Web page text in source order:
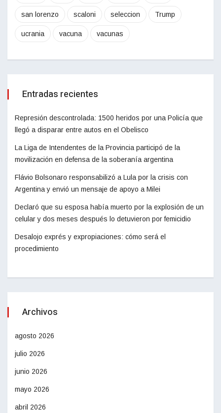
san lorenzo scaloni seleccion Trump
ucrania vacuna vacunas
Entradas recientes
Represión descontrolada: 1500 heridos por una Policía que
llegó a disparar entre autos en el Obelisco
La Liga de Intendentes de la Provincia participó de la
movilización en defensa de la soberanía argentina
Flávio Bolsonaro responsabilizó a Lula por la crisis con
Argentina y envió un mensaje de apoyo a Milei
Declaró que su esposa había muerto por la explosión de un
celular y dos meses después lo detuvieron por femicidio
Desalojo exprés y expropiaciones: cómo será el
procedimiento
Archivos
agosto 2026
julio 2026
junio 2026
mayo 2026
abril 2026